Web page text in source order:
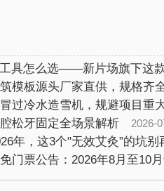
过冷水造雪机，规避项目重
松牙固定全场景解析
2026-07-
年，这3个"无效艾灸”的坑别